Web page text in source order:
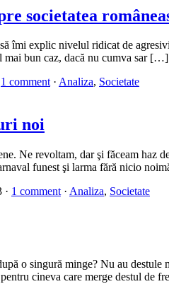
societatea
îmi explic nivelul ridicat de
mai bun caz, dacă nu cumva sar […]
1 comment · Analiza, Societate
noi
Ne revoltam, dar şi făceam haz
funest şi larma fără nicio
· 1 comment · Analiza, Societate
o singură minge? Nu au
cineva care merge destul de